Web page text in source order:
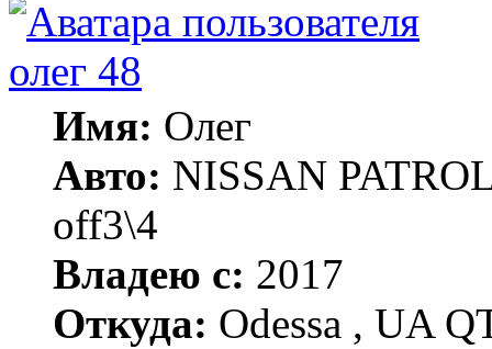
олег 48
Имя: Олег
Авто: NISSAN
off3\4
Владею с: 2017
Откуда: Odessa , UA